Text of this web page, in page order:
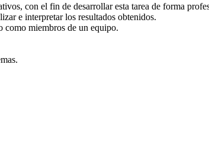
con el fin de desarrollar esta tarea de forma
e interpretar los resultados obtenidos.
como miembros de un equipo.